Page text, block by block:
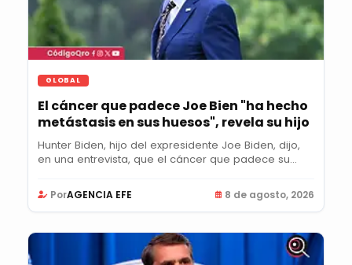
GLOBAL
El cáncer que padece Joe Bien "ha hecho
metástasis en sus huesos", revela su hijo
Hunter Biden, hijo del expresidente Joe Biden, dijo,
en una entrevista, que el cáncer que padece su...
PorAGENCIA EFE 8 de agosto, 2026